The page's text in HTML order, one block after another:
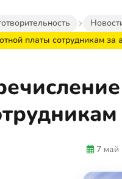
платы сотрудникам за
7 май